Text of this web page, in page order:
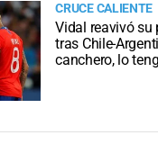
CRUCE CALIENTE
Vidal reavivó su
tras Chile-
canchero, lo